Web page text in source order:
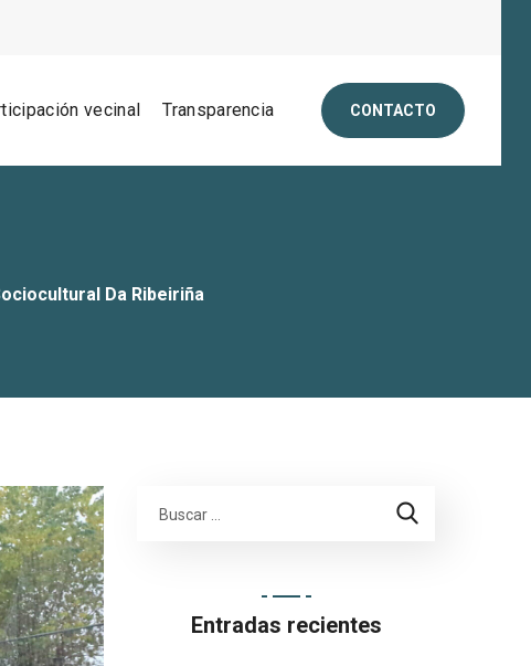
vecinal Transparencia CONTACTO
Da Ribeiriña
Entradas recientes